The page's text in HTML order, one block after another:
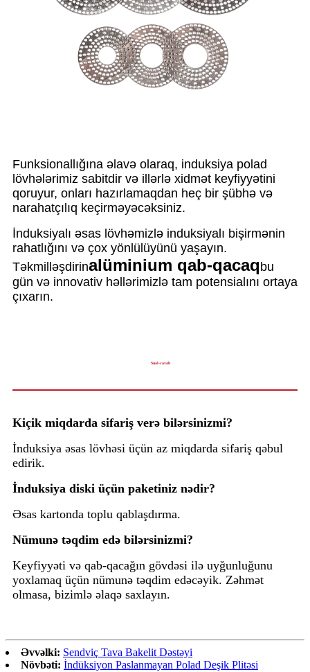
Funksionallığına əlavə olaraq, induksiya polad
lövhələrimiz sabitdir və illərlə xidmət keyfiyyətini
qoruyur, onları hazırlamaqdan heç bir şübhə və
narahatçılıq keçirməyəcəksiniz.
İnduksiyalı əsas lövhəmizlə induksiyalı bişirmənin
rahatlığını və çox yönlülüyünü yaşayın.
Təkmilləşdirinalüminium qab-qacaq bu
gün və innovativ həllərimizlə tam potensialını ortaya
çıxarın.
Sual-cavab
Kiçik miqdarda sifariş verə bilərsinizmi?
İnduksiya əsas lövhəsi üçün az miqdarda sifariş qəbul
edirik.
İnduksiya diski üçün paketiniz nədir?
Əsas kartonda toplu qablaşdırma.
Nümunə təqdim edə bilərsinizmi?
Keyfiyyəti və qab-qacağın gövdəsi ilə uyğunluğunu
yoxlamaq üçün nümunə təqdim edəcəyik. Zəhmət
olmasa, bizimlə əlaqə saxlayın.
Əvvəlki: Sendviç Tava Bakelit Dəstəyi
Növbəti: İndüksiyon Paslanmayan Polad Deşik Plitəsi